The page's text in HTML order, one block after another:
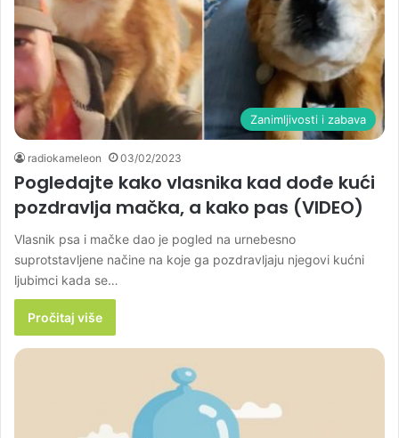
Zanimljivosti i zabava
radiokameleon 03/02/2023
Pogledajte kako vlasnika kad dođe kući
pozdravlja mačka, a kako pas (VIDEO)
Vlasnik psa i mačke dao je pogled na urnebesno
suprotstavljene načine na koje ga pozdravljaju njegovi kućni
ljubimci kada se…
Pročitaj više